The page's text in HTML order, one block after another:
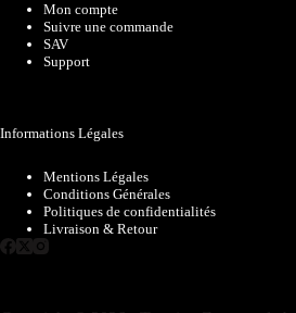
Mon compte
Suivre une commande
SAV
Support
Informations Légales
Mentions Légales
Conditions Générales
Politiques de confidentialités
Livraison & Retour